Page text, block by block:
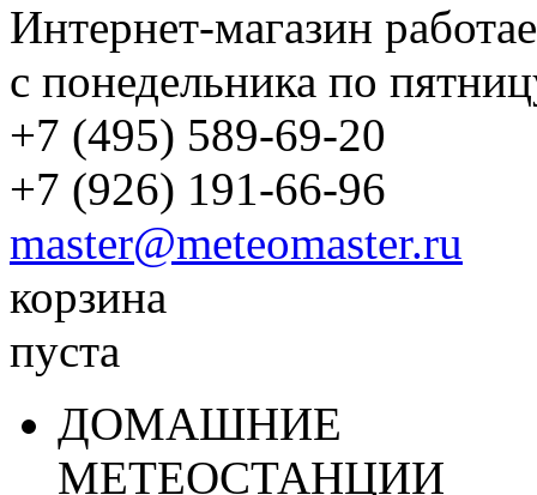
Интернет-магазин
с понедельника по
+7 (495) 589-69-20
+7 (926) 191-66-96
master@meteomaster.ru
корзина
пуста
ДОМАШНИЕ
МЕТЕОСТАНЦИИ